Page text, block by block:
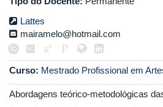
Lattes
mairamelo@hotmail.com
Curso: Mestrado Profissional em
Abordagens teórico-metodológicas